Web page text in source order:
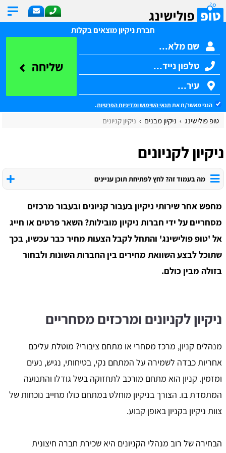
חברת ניקיון מוצאים בקלות
שליחה
הנני מאשר/ת את תנאי השימושומדיניות הפרטיות.
טופ פולישינג ניקיון מבנים ניקיון קניונים
ניקיון לקניונים
מה בעמוד זה? לחץ לפתיחת תוכן עניינים
מחפש אחר שירותי ניקיון בעבור קניונים ובעבור מרכזים
מסחריים על ידי חברות ניקיון מובילות? השאר פרטים או חייג
אל 'טופ פולישינג' והתחל לקבל הצעות מחיר כבר עכשיו, בכך
שתוכל לבצע השוואת מחירים בין החברות השונות ולבחור
בזולה מבין כולם.
ניקיון לקניונים ומרכזים מסחריים
מנהלים קניון, מרכז מסחרי או מתחם ציבורי? מוטלת עליכם
אחריות כבדה לשמירה על המתחם נקי, בטיחותי, נגיש, נעים
ומזמין. קניון הוא מתחם מורכב לתחזוקה בשל גודלו והתנועה
המתמדת בו. הצורך בניקיון מוחלט במתחם כולו מחייב נוכחות של
צוות ניקיון בקניון באופן קבוע.
הבחירה של רוב מנהלי הקניונים היא שכירת חברה חיצונית